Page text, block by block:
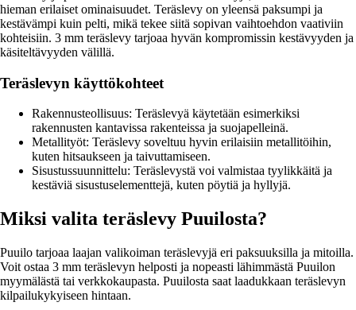
hieman erilaiset ominaisuudet. Teräslevy on yleensä paksumpi ja
kestävämpi kuin pelti, mikä tekee siitä sopivan vaihtoehdon vaativiin
kohteisiin. 3 mm teräslevy tarjoaa hyvän kompromissin kestävyyden ja
käsiteltävyyden välillä.
Teräslevyn käyttökohteet
Rakennusteollisuus: Teräslevyä käytetään esimerkiksi
rakennusten kantavissa rakenteissa ja suojapelleinä.
Metallityöt: Teräslevy soveltuu hyvin erilaisiin metallitöihin,
kuten hitsaukseen ja taivuttamiseen.
Sisustussuunnittelu: Teräslevystä voi valmistaa tyylikkäitä ja
kestäviä sisustuselementtejä, kuten pöytiä ja hyllyjä.
Miksi valita teräslevy Puuilosta?
Puuilo tarjoaa laajan valikoiman teräslevyjä eri paksuuksilla ja mitoilla.
Voit ostaa 3 mm teräslevyn helposti ja nopeasti lähimmästä Puuilon
myymälästä tai verkkokaupasta. Puuilosta saat laadukkaan teräslevyn
kilpailukykyiseen hintaan.